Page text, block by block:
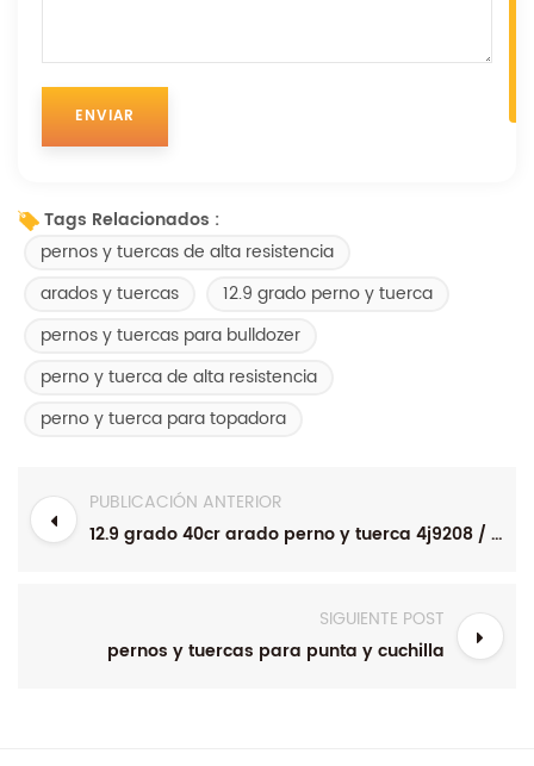
Tags Relacionados :
pernos y tuercas de alta resistencia
arados y tuercas
12.9 grado perno y tuerca
pernos y tuercas para bulldozer
perno y tuerca de alta resistencia
perno y tuerca para topadora
PUBLICACIÓN ANTERIOR
12.9 grado 40cr arado perno y tuerca 4j9208 / 2j3507
SIGUIENTE POST
pernos y tuercas para punta y cuchilla